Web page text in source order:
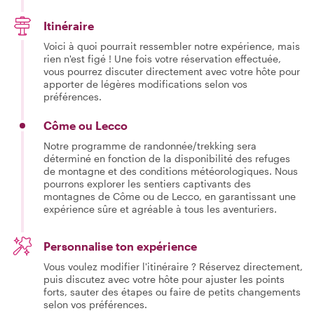
Itinéraire
Voici à quoi pourrait ressembler notre expérience, mais
rien n'est figé ! Une fois votre réservation effectuée,
vous pourrez discuter directement avec votre hôte pour
apporter de légères modifications selon vos
préférences.
Côme ou Lecco
Notre programme de randonnée/trekking sera
déterminé en fonction de la disponibilité des refuges
de montagne et des conditions météorologiques. Nous
pourrons explorer les sentiers captivants des
montagnes de Côme ou de Lecco, en garantissant une
expérience sûre et agréable à tous les aventuriers.
Personnalise ton expérience
Vous voulez modifier l'itinéraire ? Réservez directement,
puis discutez avec votre hôte pour ajuster les points
forts, sauter des étapes ou faire de petits changements
selon vos préférences.